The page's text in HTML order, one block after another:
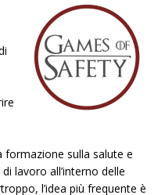
formazione sulla salute e
lavoro all’interno delle
l’idea più frequente è